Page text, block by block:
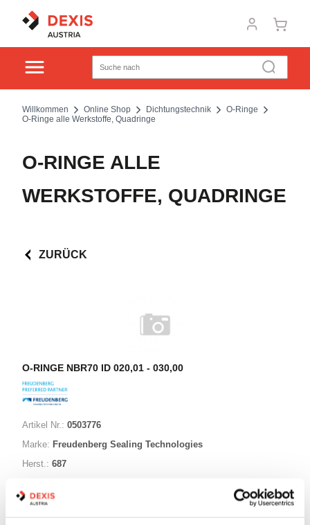
Willkommen Online Shop Dichtungstechnik
O-Ringe
O-Ringe alle Werkstoffe, Quadringe
O-RINGE ALLE
WERKSTOFFE, QUADRINGE
ZURÜCK
O-RINGE NBR70 ID 020,01 - 030,00
Artikel Nr.: 0503776
Marke: Freudenberg Sealing Technologies
Herst.: 687
ID: 25,00mm